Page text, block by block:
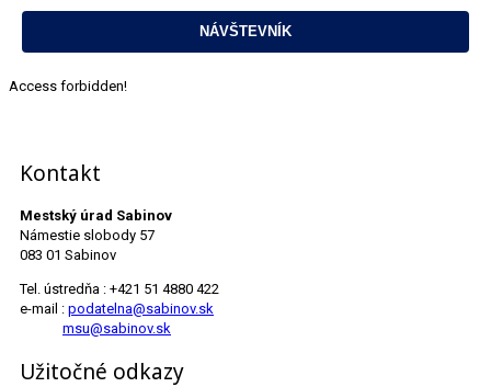
Access forbidden!
Kontakt
Mestský úrad Sabinov
Námestie slobody 57
083 01 Sabinov
Tel. ústredňa : +421 51 4880 422
e-mail : podatelna@sabinov.sk
msu@sabinov.sk
Užitočné odkazy